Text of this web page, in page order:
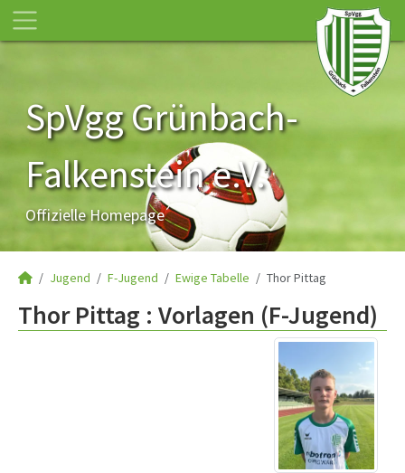
SpVgg Grünbach-
Falkenstein e.V.
Offizielle Homepage
Jugend F-Jugend Ewige Tabelle Thor Pittag
Thor Pittag : Vorlagen (F-Jugend)